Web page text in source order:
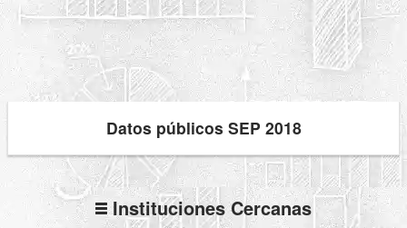
Datos públicos SEP 2018
Instituciones Cercanas